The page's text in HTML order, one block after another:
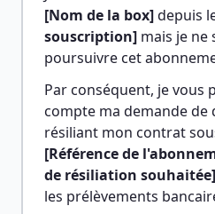
[Nom de la box] depuis
souscription] mais je ne
poursuivre cet
Par conséquent, je vous
compte ma demande de
[Référence de
de résiliation souhaitée]
les prélèvements